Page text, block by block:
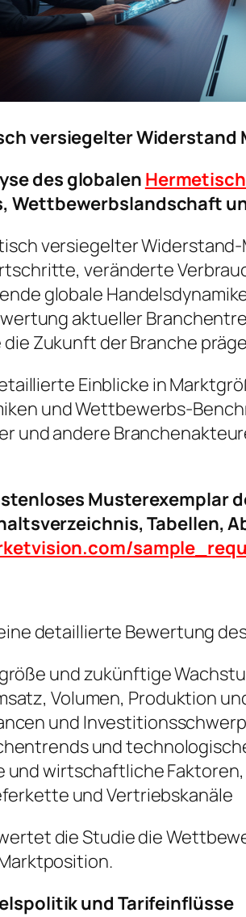
versiegelter
des globalen
Wettbewerbslandschaft
versiegelter
veränderte
globale
aktueller
Zukunft der Branche
Einblicke in
und Wettbewerbs-
und andere
Tabellen,
detaillierte Bewertung
und zukünftige
Volumen, Produktion
und
und
und wirtschaftliche
und Vertriebskanäle
die Studie die
und Tarifeinflüsse